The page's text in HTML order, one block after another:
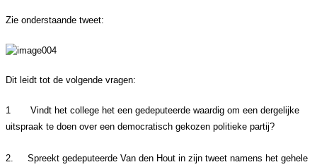
Zie onderstaande tweet:
Dit leidt tot de volgende vragen:
Vindt het college het een gedeputeerde waardig om een dergelijke
uitspraak te doen over een democratisch gekozen politieke partij?
Spreekt gedeputeerde Van den Hout in zijn tweet namens het gehele